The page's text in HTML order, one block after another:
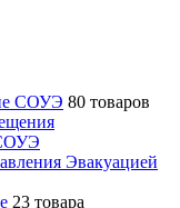
СОУЭ 80 товаров
Эвакуацией
23 товара